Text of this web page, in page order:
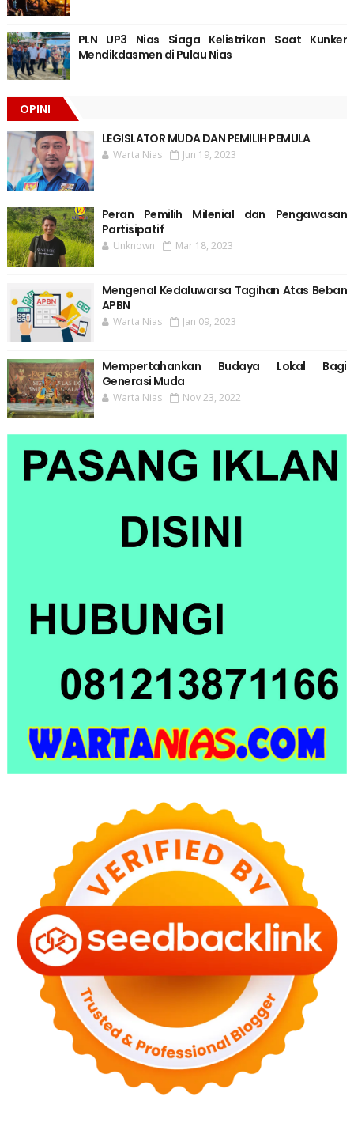
PLN UP3 Nias Siaga Kelistrikan Saat Kunker
Mendikdasmen di Pulau Nias
OPINI
LEGISLATOR MUDA DAN PEMILIH PEMULA
Warta Nias Jun 19, 2023
Peran Pemilih Milenial dan Pengawasan
Partisipatif
Unknown Mar 18, 2023
Mengenal Kedaluwarsa Tagihan Atas Beban
APBN
Warta Nias Jan 09, 2023
Mempertahankan Budaya Lokal Bagi
Generasi Muda
Warta Nias Nov 23, 2022